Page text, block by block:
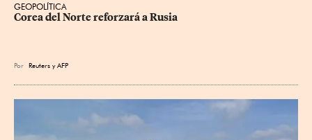
GEOPOLÍTICA
Corea del Norte reforzará a Rusia
Por Reuters yAFP